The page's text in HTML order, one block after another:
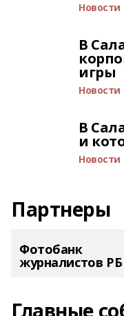
Новости
В
игры
Новости
В
и
Новости
Партнеры
Фотобанк
журналистов РБ
Главные